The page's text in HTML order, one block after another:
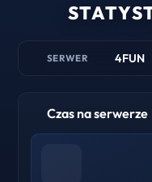
SERWER 4FUN
Czas na serwerze